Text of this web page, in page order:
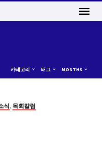
카테고리 태그 MONTHS
식,목회칼럼